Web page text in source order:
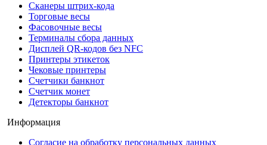
Сканеры штрих-кода
Торговые весы
Фасовочные весы
Терминалы сбора данных
Дисплей QR-кодов без NFC
Принтеры этикеток
Чековые принтеры
Счетчики банкнот
Счетчик монет
Детекторы банкнот
Информация
Согласие на обработку персональных данных